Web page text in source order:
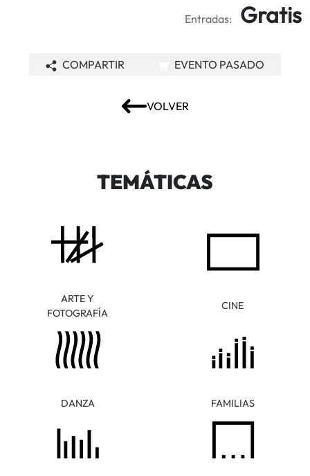
Entradas: Gratis
VOLVER
COMPARTIR EVENTO PASADO
TEMÁTICAS
ARTE Y
FOTOGRAFÍA
CINE
DANZA FAMILIAS